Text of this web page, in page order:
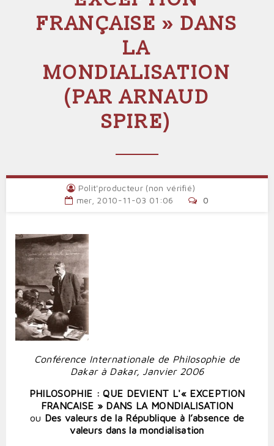
FRANÇAISE » DANS
LA
MONDIALISATION
(PAR ARNAUD
SPIRE)
Polit'producteur (non vérifié)
mer, 2010-11-03 01:06
0
Conférence Internationale de Philosophie de
Dakar à Dakar, Janvier 2006
PHILOSOPHIE : QUE DEVIENT L'« EXCEPTION
FRANCAISE » DANS LA MONDIALISATION
ou Des valeurs de la République à l’absence de
valeurs dans la mondialisation